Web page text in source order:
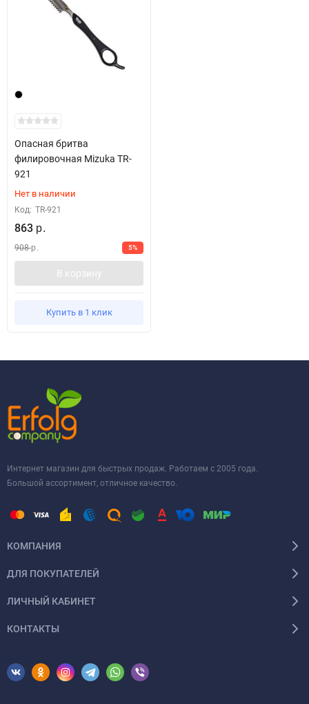
Опасная бритва
филировочная Mizuka ТR-
921
Нет в наличии
Код: ТR-921
863 р.
908 р. 5%
В корзину
Купить в 1 клик
Интернет магазин для быстрых продаж. Работаем с 2005 года.
Большой ассортимент, отличное качество.
КОМПАНИЯ
ДЛЯ ПОКУПАТЕЛЕЙ
ЛИЧНЫЙ КАБИНЕТ
КОНТАКТЫ